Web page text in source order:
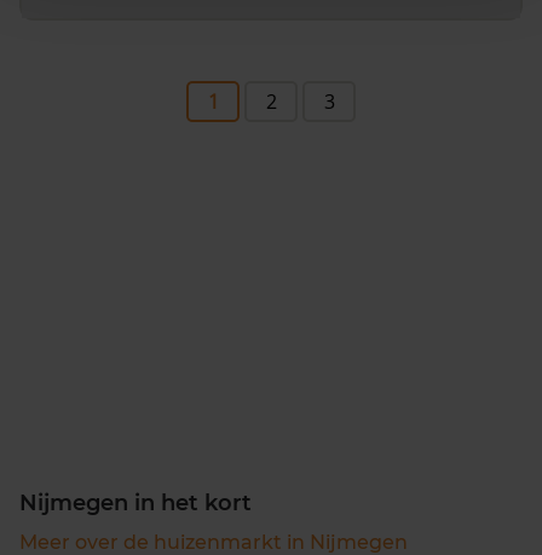
1 2 3
Nijmegen in het kort
Meer over de huizenmarkt in Nijmegen